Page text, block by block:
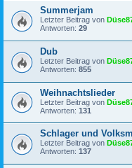
Summerjam
Letzter Beitrag von
Antworten: 29
Dub
Letzter Beitrag von
Antworten: 855
Weihnachtslieder
Letzter Beitrag von
Antworten: 131
Schlager und
Letzter Beitrag von
Antworten: 137